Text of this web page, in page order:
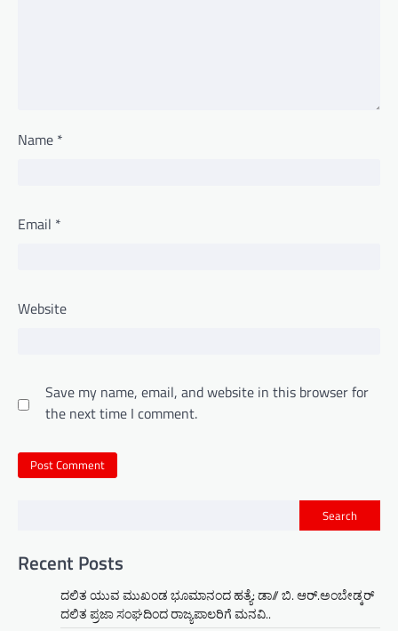
Name *
Email *
Website
Save my name, email, and website in this browser for
the next time I comment.
Search
Recent Posts
ದಲಿತ ಯುವ ಮುಖಂಡ ಭೂಮಾನಂದ ಹತ್ಯೆ: ಡಾ// ಬಿ. ಆರ್.ಅಂಬೇಡ್ಕರ್
ದಲಿತ ಪ್ರಜಾ ಸಂಘದಿಂದ ರಾಜ್ಯಪಾಲರಿಗೆ ಮನವಿ..